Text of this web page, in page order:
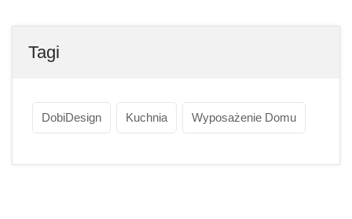
Tagi
DobiDesign Kuchnia Wyposażenie Domu